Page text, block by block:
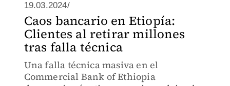
19.03.2024/
Caos bancario en Etiopía:
Clientes al retirar millones
tras falla técnica
Una falla técnica masiva en el
Commercial Bank of Ethiopia